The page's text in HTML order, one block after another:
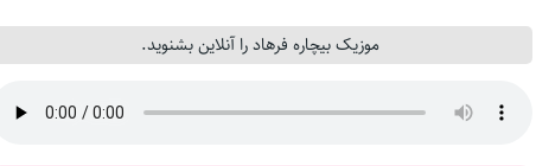
موزیک بیچاره فرهاد را آنلاین بشنوید.